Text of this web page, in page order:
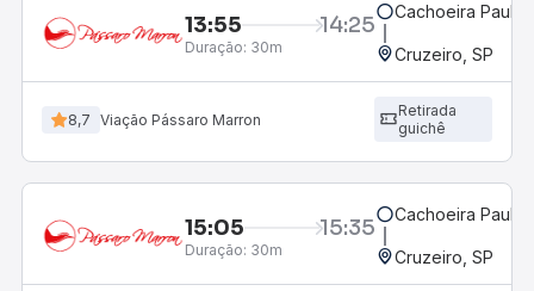
13:55 14:25
Duração: 30m
Cachoeira
Cruzeiro, SP
8,7 Viação Pássaro Marron
Retirada
guichê
15:05 15:35
Duração: 30m
Cachoeira
Cruzeiro, SP